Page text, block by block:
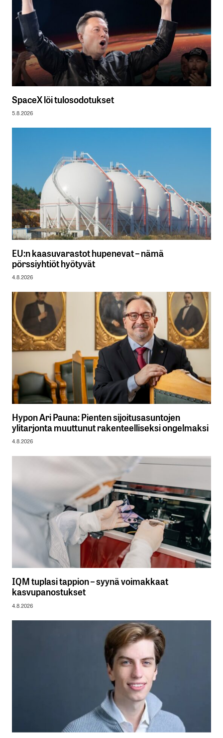
SpaceX löi tulosodotukset
5.8.2026
EU:n kaasuvarastot hupenevat – nämä
pörssiyhtiöt hyötyvät
4.8.2026
Hypon Ari Pauna: Pienten sijoitusasuntojen
ylitarjonta muuttunut rakenteelliseksi ongelmaksi
4.8.2026
IQM tuplasi tappion – syynä voimakkaat
kasvupanostukset
4.8.2026